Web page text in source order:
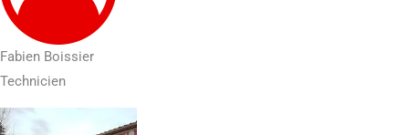
Fabien Boissier
Technicien